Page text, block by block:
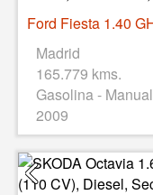
Madrid
165.779 kms.
Gasolina - Manual
2009